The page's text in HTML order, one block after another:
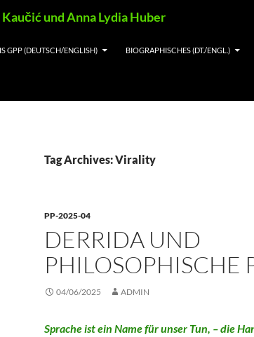
und Anna Lydia Huber
GPP (DEUTSCH/ENGLISH) BIOGRAPHISCHES (DT./ENGL.)
Tag Archives: Virality
PP-2025-04
DERRIDA UND
PHILOSOPHISCHE
04/06/2025 ADMIN
Sprache ist ein Name für unser Tun, – die